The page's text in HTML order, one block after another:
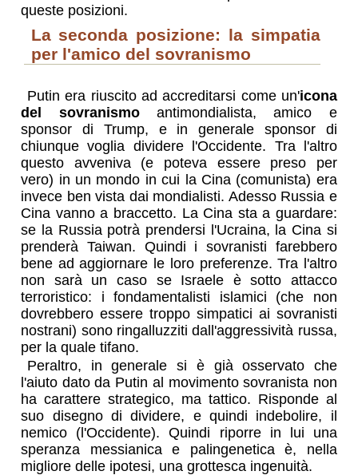
queste posizioni.
la seconda posizione: la simpatia
per l'amico del sovranismo
Putin era riuscito ad accreditarsi come un'icona
del sovranismoantimondialista, amico e
sponsor di Trump, e in generale sponsor di
chiunque voglia dividere l'Occidente. Tra l'altro
questo avveniva (e poteva essere preso per
vero) in un mondo in cui la Cina (comunista) era
invece ben vista dai mondialisti. Adesso Russia e
Cina vanno a braccetto. La Cina sta a guardare:
se la Russia potrà prendersi l'Ucraina, la Cina si
prenderà Taiwan. Quindi i sovranisti farebbero
bene ad aggiornare le loro preferenze. Tra l'altro
non sarà un caso se Israele è sotto attacco
terroristico: i fondamentalisti islamici (che non
dovrebbero essere troppo simpatici ai sovranisti
nostrani) sono ringalluzziti dall'aggressività russa,
per la quale tifano.
Peraltro, in generale si è già osservato che
l'aiuto dato da Putin al movimento sovranista non
ha carattere strategico, ma tattico. Risponde al
suo disegno di dividere, e quindi indebolire, il
nemico (l'Occidente). Quindi riporre in lui una
speranza messianica e palingenetica è, nella
migliore delle ipotesi, una grottesca ingenuità.